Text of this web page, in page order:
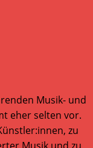
Musik- und
eher selten vor.
zu